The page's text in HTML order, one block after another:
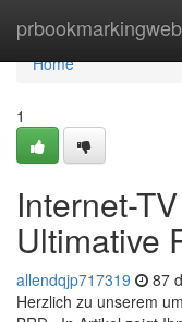
Home
Home
1
Internet-
Ultimative
allendqjp717319 87
Herzlich zu unserem